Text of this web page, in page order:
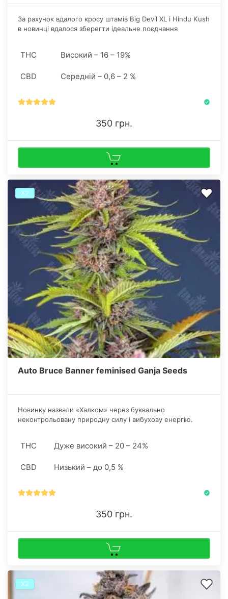
За рахунок вдалого кросу штамів Big Devil XL і Hindu Kush
в новинці вдалося зберегти ідеальне поєднання
THC Високий – 16 – 19%
CBD Середній – 0,6 – 2 %
350 грн.
Х2
Auto Bruce Banner feminised Ganja Seeds
Новинку назвали «Халком» через буквально
неконтрольовану природну силу і вибухову енергію.
THC Дуже високий – 20 – 24%
CBD Низький – до 0,5 %
350 грн.
Х2